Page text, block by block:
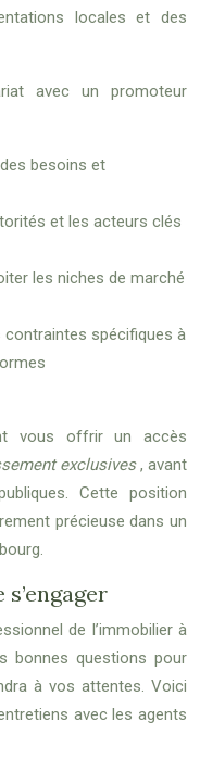
locales et des
avec un promoteur
besoins et
et les acteurs clés
les niches de marché
contraintes spécifiques à
vous offrir un accès
exclusives, avant
Cette position
précieuse dans un
de l’immobilier à
bonnes questions pour
à vos attentes. Voici
avec les agents